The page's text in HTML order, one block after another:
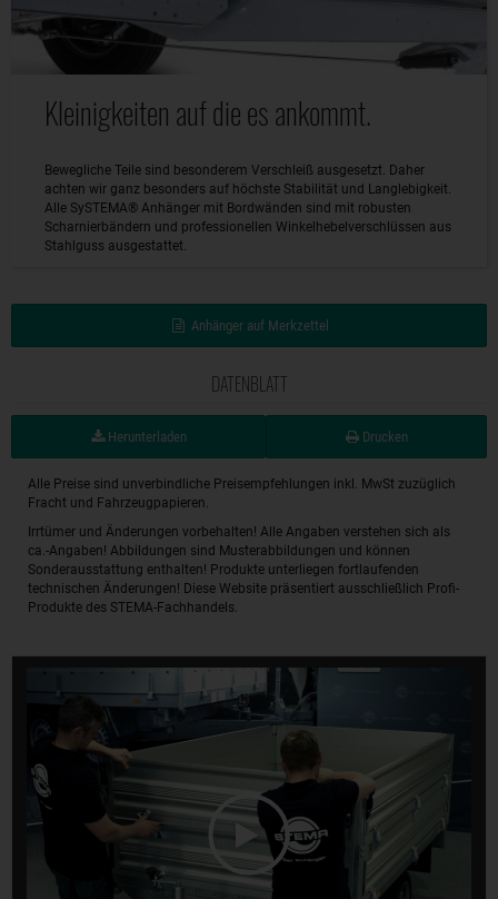
Kleinigkeiten auf die es ankommt.
Bewegliche Teile sind besonderem Verschleiß ausgesetzt. Daher
achten wir ganz besonders auf höchste Stabilität und Langlebigkeit.
Alle SySTEMA® Anhänger mit Bordwänden sind mit robusten
Scharnierbändern und professionellen Winkelhebelverschlüssen aus
Stahlguss ausgestattet.
Anhänger auf Merkzettel
DATENBLATT
Herunterladen Drucken
Alle Preise sind unverbindliche Preisempfehlungen inkl. MwSt zuzüglich
Fracht und Fahrzeugpapieren.
Irrtümer und Änderungen vorbehalten! Alle Angaben verstehen sich als
ca.-Angaben! Abbildungen sind Musterabbildungen und können
Sonderausstattung enthalten! Produkte unterliegen fortlaufenden
technischen Änderungen! Diese Website präsentiert ausschließlich Profi-
Produkte des STEMA-Fachhandels.